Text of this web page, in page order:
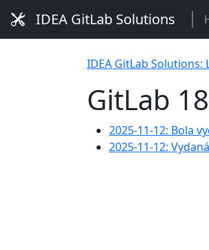
IDEA GitLab Solutions
IDEA GitLab
GitLab
2025-11-12: Bola
2025-11-12: